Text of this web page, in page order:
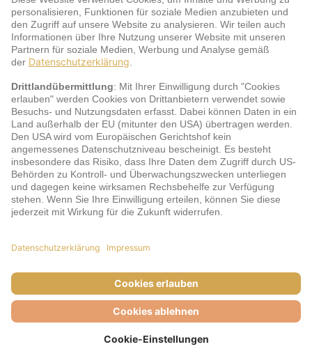
Service
jö Bonus Club Partner
Zahlungsarten & Sicherheit
AGB
Datenschutz